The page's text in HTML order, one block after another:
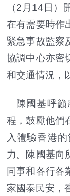
（2月14日）
在有需要時作
緊急事故監察
協調中心亦密
和交通情況，
陳國基呼
程，鼓勵他們
入體驗香港
力。陳國基向
同事和各行各
家國泰民安，